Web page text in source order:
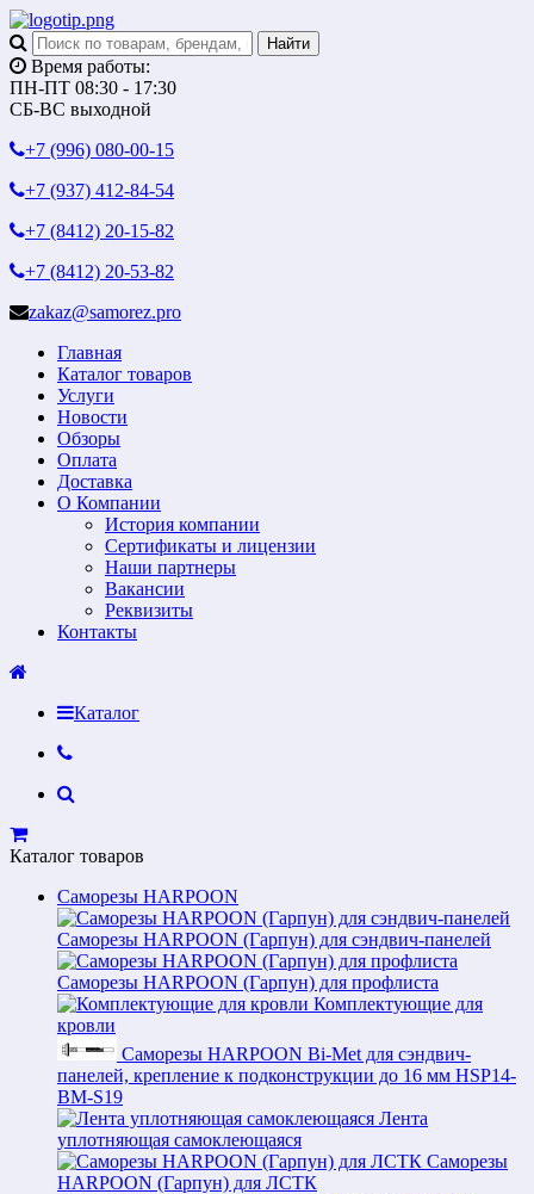
Время работы:
ПН-ПТ 08:30 - 17:30
СБ-ВС выходной
+7 (996) 080-00-15
+7 (937) 412-84-54
+7 (8412) 20-15-82
+7 (8412) 20-53-82
zakaz@samorez.pro
Главная
Каталог товаров
Услуги
Новости
Обзоры
Оплата
Доставка
О Компании
История компании
Сертификаты и лицензии
Наши партнеры
Вакансии
Реквизиты
Контакты
Каталог
Каталог товаров
Саморезы HARPOON
Саморезы HARPOON (Гарпун) для сэндвич-панелей
Саморезы HARPOON (Гарпун) для профлиста
Комплектующие для
кровли
Саморезы HARPOON Bi-Met для сэндвич-
панелей, крепление к подконструкции до 16 мм HSP14-
BM-S19
Лента
уплотняющая самоклеющаяся
Саморезы
HARPOON (Гарпун) для ЛСТК